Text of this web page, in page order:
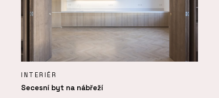
INTERIÉR
Secesní byt na nábřeží